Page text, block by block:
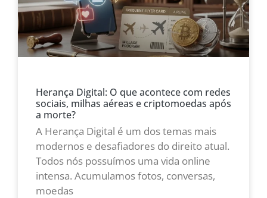
Herança Digital: O que acontece com redes
sociais, milhas aéreas e criptomoedas após
a morte?
A Herança Digital é um dos temas mais
modernos e desafiadores do direito atual.
Todos nós possuímos uma vida online
intensa. Acumulamos fotos, conversas,
moedas